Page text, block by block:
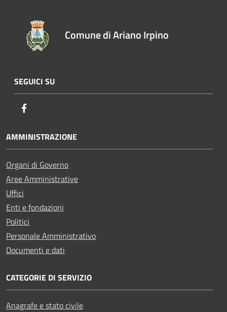
Comune di Ariano Irpino
SEGUICI SU
AMMINISTRAZIONE
Organi di Governo
Aree Amministrative
Uffici
Enti e fondazioni
Politici
Personale Amministrativo
Documenti e dati
CATEGORIE DI SERVIZIO
Anagrafe e stato civile